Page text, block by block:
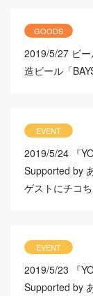
GOODS
2019/5/27 ビ
造ビール「
EVENT
2019/5/24 『
Supported by
ゲストにチコ
EVENT
2019/5/23
『
Supported by